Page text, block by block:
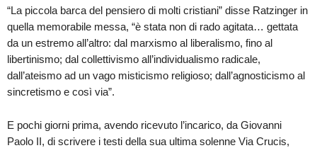
“La piccola barca del pensiero di molti cristiani” disse Ratzinger in
quella memorabile messa, “è stata non di rado agitata… gettata
da un estremo all’altro: dal marxismo al liberalismo, fino al
libertinismo; dal collettivismo all’individualismo radicale,
dall’ateismo ad un vago misticismo religioso; dall’agnosticismo al
sincretismo e così via”.
E pochi giorni prima, avendo ricevuto l’incarico, da Giovanni
Paolo II, di scrivere i testi della sua ultima solenne Via Crucis,